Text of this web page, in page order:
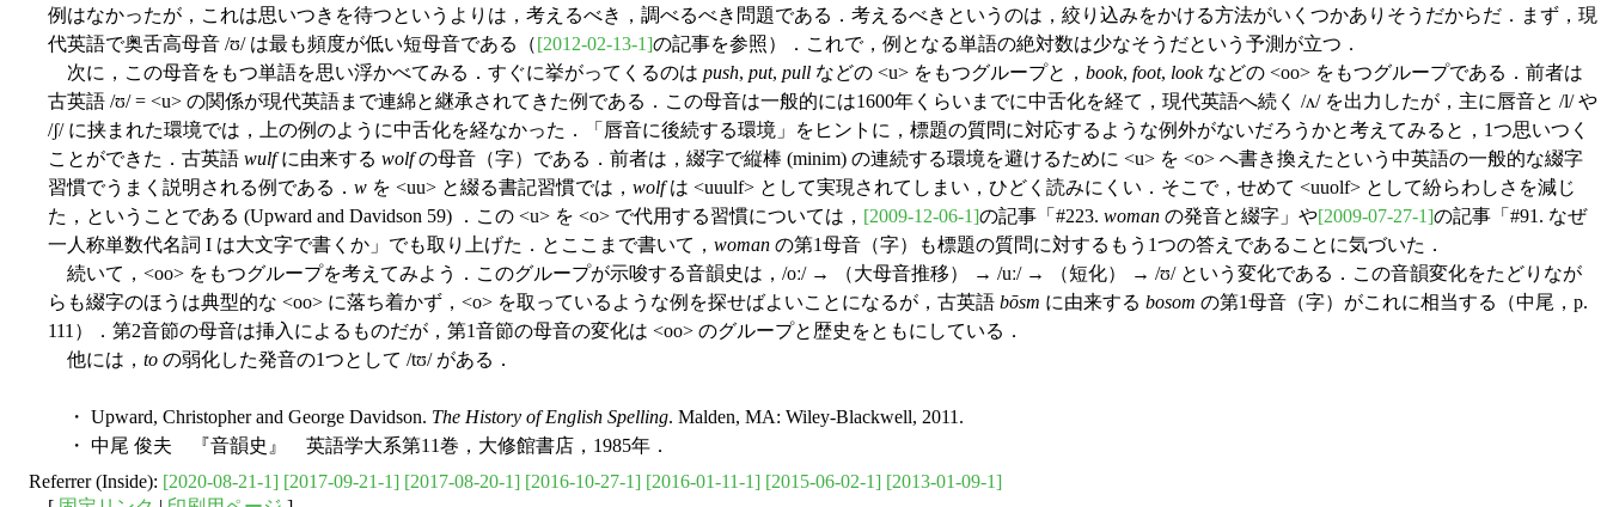
例はなかったが，これは思いつきを待つというよりは，考えるべき，調べるべき問題である．考えるべきというのは，絞り込みをかける方法がいくつかありそうだからだ．まず，現
代英語で奥舌高母音 /ʊ/ は最も頻度が低い短母音である（[2012-02-13-1]の記事を参照）．これで，例となる単語の絶対数は少なそうだという予測が立つ．
次に，この母音をもつ単語を思い浮かべてみる．すぐに挙がってくるのは push, put, pull などの <u> をもつグループと， book, foot, lookなどの <oo> をもつグループである．前者は
古英語 /ʊ/ = <u> の関係が現代英語まで連綿と継承されてきた例である．この母音は一般的には1600年くらいまでに中舌化を経て，現代英語へ続く /ʌ/ を出力したが，主に唇音と /l/ や
/ʃ/ に挟まれた環境では，上の例のように中舌化を経なかった．「唇音に後続する環境」をヒントに，標題の質問に対応するような例外がないだろうかと考えてみると，1つ思いつく
ことができた．古英語 wulfに由来する wolfの母音（字）である．前者は，綴字で縦棒 (minim) の連続する環境を避けるために <u> を <o> へ書き換えたという中英語の一般的な綴字
習慣でうまく説明される例である． w を <uu> と綴る書記習慣では， wolfは <uuulf> として実現されてしまい，ひどく読みにくい．そこで，せめて <uuolf> として紛らわしさを減じ
た，ということである (Upward and Davidson 59) ．この <u> を <o> で代用する習慣については， [2009-12-06-1]の記事「#223. woman の発音と綴字」や[2009-07-27-1]の記事「#91. なぜ
一人称単数代名詞 I は大文字で書くか」でも取り上げた．とここまで書いて， woman の第1母音（字）も標題の質問に対するもう1つの答えであることに気づいた．
続いて，<oo> をもつグループを考えてみよう．このグループが示唆する音韻史は，/oː/ → （大母音推移） → /uː/ → （短化） → /ʊ/ という変化である．この音韻変化をたどりなが
らも綴字のほうは典型的な <oo> に落ち着かず，<o> を取っているような例を探せばよいことになるが，古英語 bōsm に由来する bosom の第1母音（字）がこれに相当する（中尾，p.
111）．第2音節の母音は挿入によるものだが，第1音節の母音の変化は <oo> のグループと歴史をともにしている．
他には， to の弱化した発音の1つとして /tʊ/ がある．
・ Upward, Christopher and George Davidson. The History of English Spelling. Malden, MA: Wiley-Blackwell, 2011.
・ 中尾 俊夫 『音韻史』 英語学大系第11巻，大修館書店，1985年．
Referrer (Inside): [2020-08-21-1] [2017-09-21-1] [2017-08-20-1] [2016-10-27-1] [2016-01-11-1] [2015-06-02-1] [2013-01-09-1]